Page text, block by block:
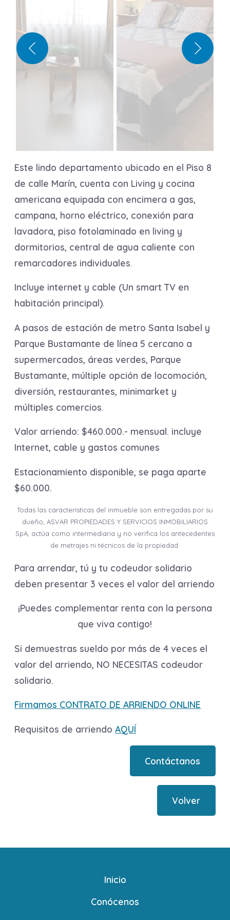
Este lindo departamento ubicado en el Piso 8
de calle Marín, cuenta con Living y cocina
americana equipada con encimera a gas,
campana, horno eléctrico, conexión para
lavadora, piso fotolaminado en living y
dormitorios, central de agua caliente con
remarcadores individuales.
Incluye internet y cable (Un smart TV en
habitación principal).
A pasos de estación de metro Santa Isabel y
Parque Bustamante de línea 5 cercano a
supermercados, áreas verdes, Parque
Bustamante, múltiple opción de locomoción,
diversión, restaurantes, minimarket y
múltiples comercios.
Valor arriendo: $460.000.- mensual. incluye
Internet, cable y gastos comunes
Estacionamiento disponible, se paga aparte
$60.000.
Todas las características del inmueble son entregadas por su
dueño, ASVAR PROPIEDADES Y SERVICIOS INMOBILIARIOS
SpA, actúa como intermediaria y no verifica los antecedentes
de metrajes ni técnicos de la propiedad.
Para arrendar, tú y tu codeudor solidario
deben presentar 3 veces el valor del arriendo
¡Puedes complementar renta con la persona
que viva contigo!
Si demuestras sueldo por más de 4 veces el
valor del arriendo, NO NECESITAS codeudor
solidario.
Firmamos CONTRATO DE ARRIENDO ONLINE
Requisitos de arriendoAQUÍ
Contáctanos
Volver
Inicio
Conócenos